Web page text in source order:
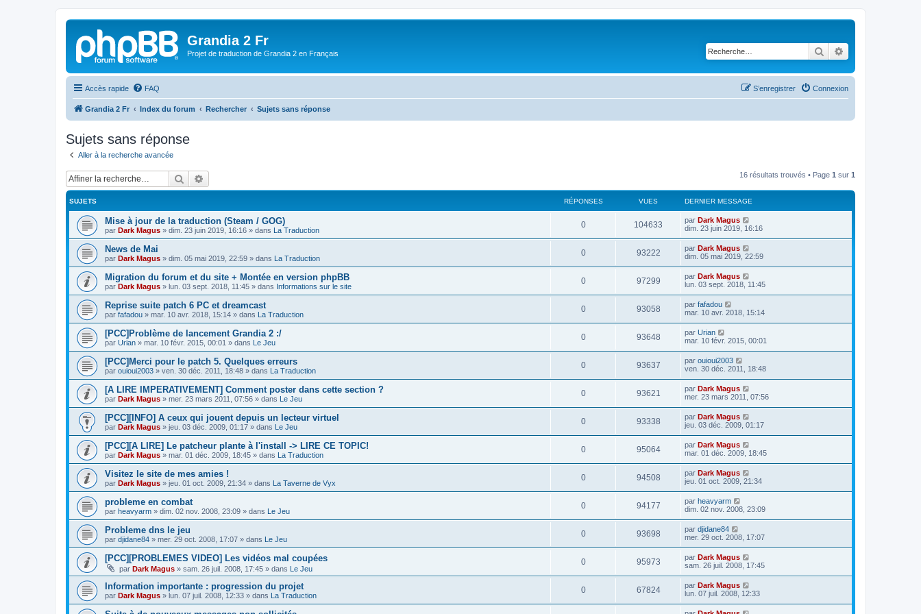
Grandia 2 Fr
Projet de traduction de Grandia 2 en Français Rechercher
Accès rapide FAQ Connexion
S’enregistrer
Grandia 2 Fr Index du forum Rechercher Sujets sans réponse
Sujets sans réponse
Aller à la recherche avancée
Rechercher 16 résultats trouvés • Page 1 sur 1
SUJETS RÉPONSES VUES DERNIER MESSAGE
Mise à jour de la traduction (Steam / GOG)
par Dark Magus » dim. 23 juin 2019, 16:16 » dans La Traduction
0 104633 par Dark Magus
dim. 23 juin 2019, 16:16
News de Mai
par Dark Magus » dim. 05 mai 2019, 22:59 » dans La Traduction
0 93222 par Dark Magus
dim. 05 mai 2019, 22:59
Migration du forum et du site + Montée en version phpBB
par Dark Magus » lun. 03 sept. 2018, 11:45 » dans Informations sur le site
0 97299 par Dark Magus
lun. 03 sept. 2018, 11:45
Reprise suite patch 6 PC et dreamcast
par fafadou » mar. 10 avr. 2018, 15:14 » dans La Traduction
0 93058 par fafadou
mar. 10 avr. 2018, 15:14
[PCC]Problème de lancement Grandia 2 :/
par Urian » mar. 10 févr. 2015, 00:01 » dans Le Jeu
0 93648 par Urian
mar. 10 févr. 2015, 00:01
[PCC]Merci pour le patch 5. Quelques erreurs
par ouioui2003 » ven. 30 déc. 2011, 18:48 » dans La Traduction
0 93637 par ouioui2003
ven. 30 déc. 2011, 18:48
[A LIRE IMPERATIVEMENT] Comment poster dans cette section ?
par Dark Magus » mer. 23 mars 2011, 07:56 » dans Le Jeu
0 93621 par Dark Magus
mer. 23 mars 2011, 07:56
[PCC][INFO] A ceux qui jouent depuis un lecteur virtuel
par Dark Magus » jeu. 03 déc. 2009, 01:17 » dans Le Jeu
0 93338 par Dark Magus
jeu. 03 déc. 2009, 01:17
[PCC][A LIRE] Le patcheur plante à l'install -> LIRE CE TOPIC!
par Dark Magus » mar. 01 déc. 2009, 18:45 » dans La Traduction
0 95064 par Dark Magus
mar. 01 déc. 2009, 18:45
Visitez le site de mes amies !
par Dark Magus » jeu. 01 oct. 2009, 21:34 » dans La Taverne de Vyx
0 94508 par Dark Magus
jeu. 01 oct. 2009, 21:34
probleme en combat
par heavyarm » dim. 02 nov. 2008, 23:09 » dans Le Jeu
0 94177 par heavyarm
dim. 02 nov. 2008, 23:09
Probleme dns le jeu
par djidane84 » mer. 29 oct. 2008, 17:07 » dans Le Jeu
0 93698 par djidane84
mer. 29 oct. 2008, 17:07
[PCC][PROBLEMES VIDEO] Les vidéos mal coupées
par Dark Magus » sam. 26 juil. 2008, 17:45 » dans Le Jeu
0 95973 par Dark Magus
sam. 26 juil. 2008, 17:45
Information importante : progression du projet
par Dark Magus » lun. 07 juil. 2008, 12:33 » dans La Traduction
0 67824 par Dark Magus
lun. 07 juil. 2008, 12:33